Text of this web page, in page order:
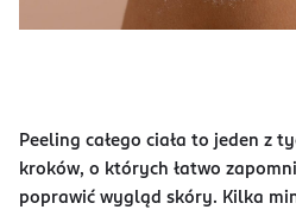
Peeling całego ciała to jeden z
kroków, o których łatwo
poprawić wygląd skóry. Kilka